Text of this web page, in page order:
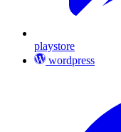
playstore
wordpress